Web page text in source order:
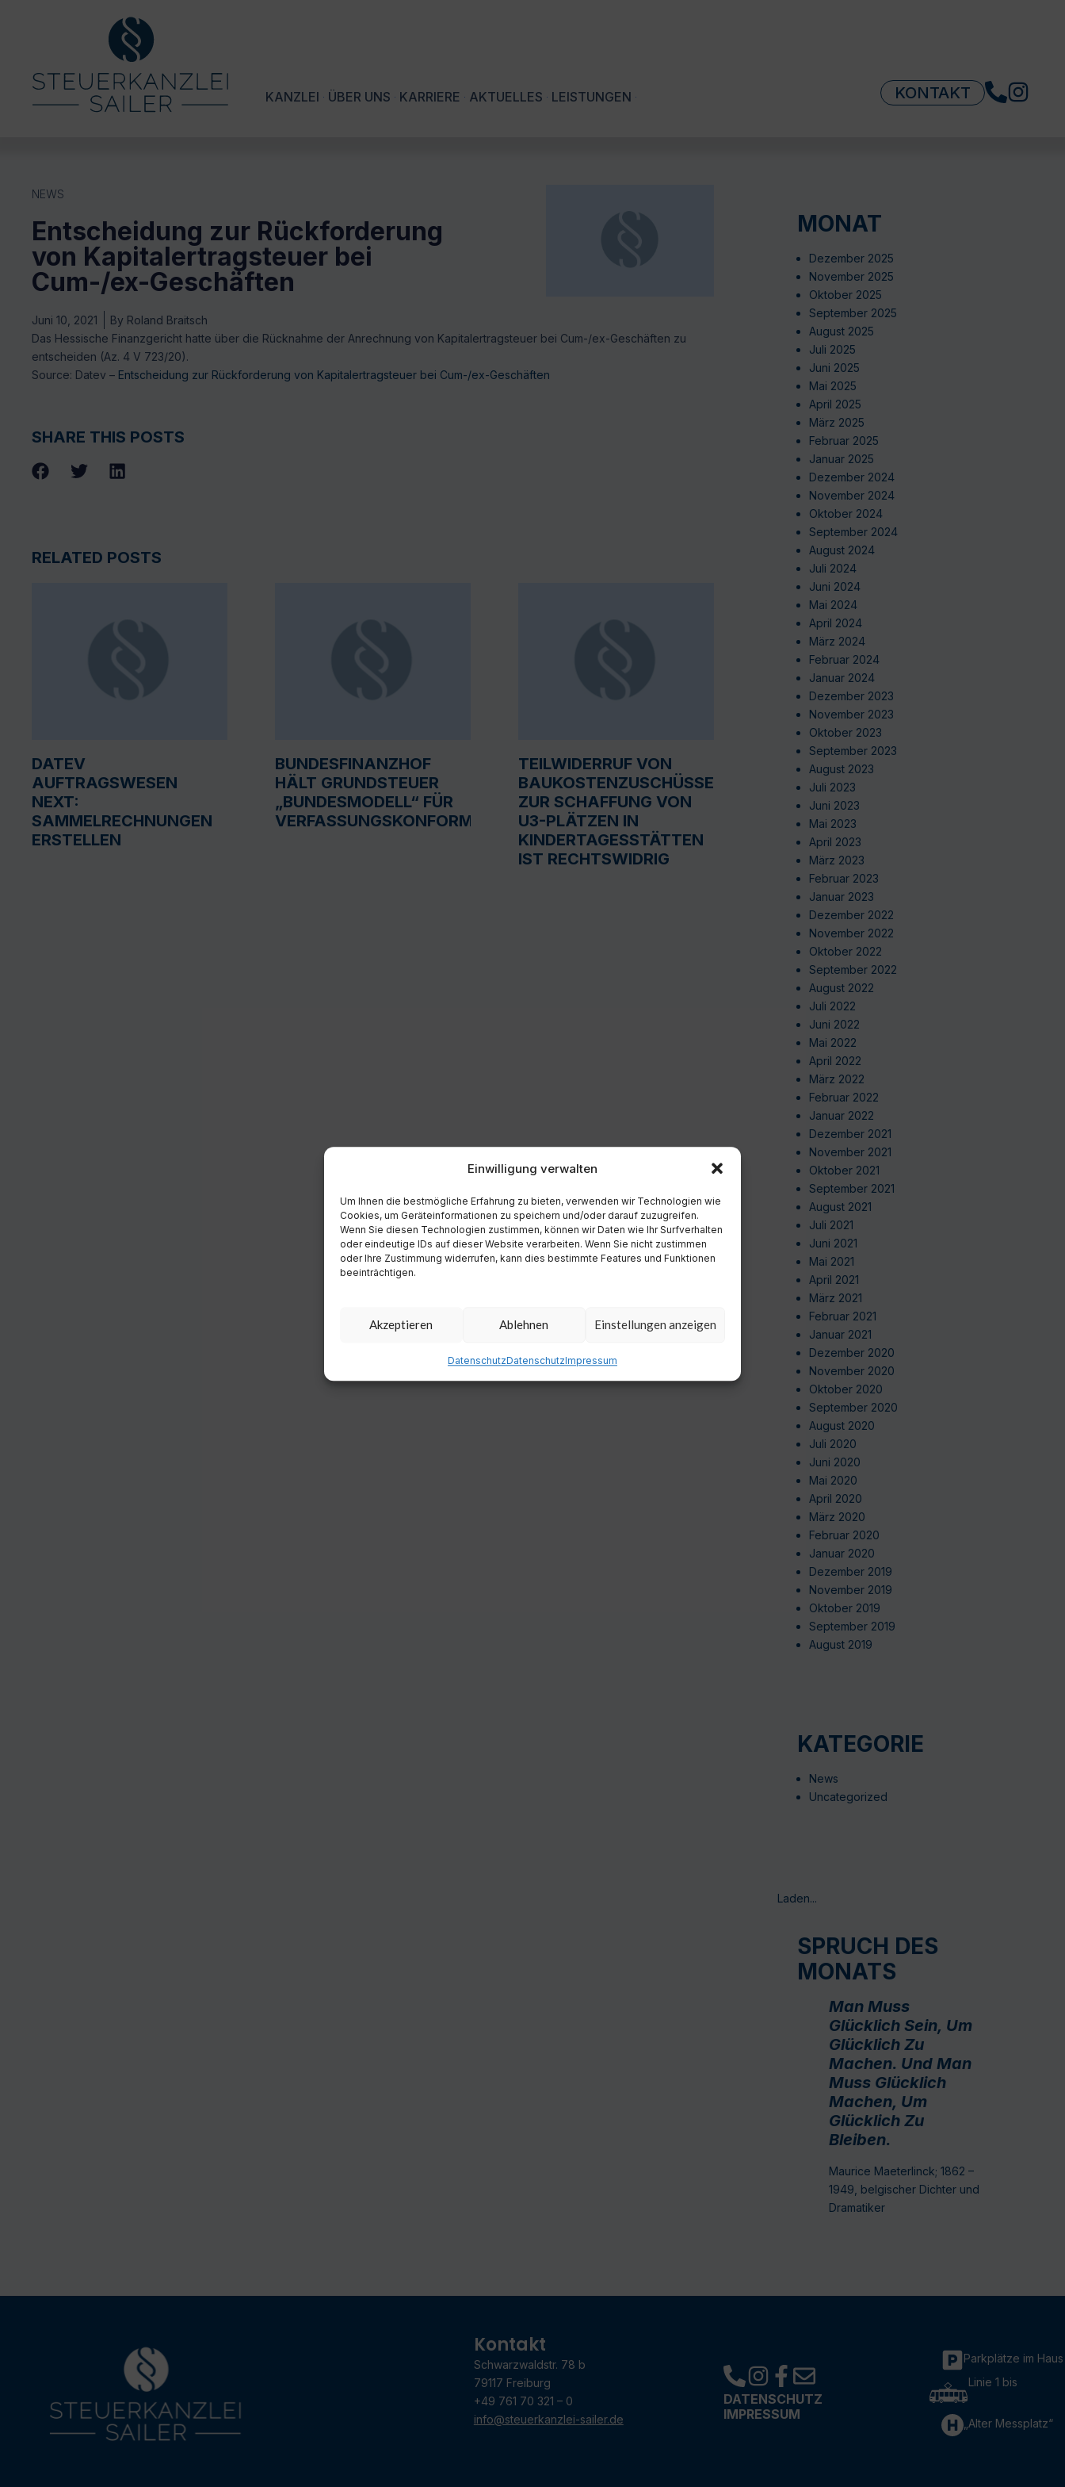
Einwilligung verwalten
Um Ihnen die bestmögliche Erfahrung zu bieten, verwenden wir Technologien wie
Cookies, um Geräteinformationen zu speichern und/oder darauf zuzugreifen.
Wenn Sie diesen Technologien zustimmen, können wir Daten wie Ihr Surfverhalten
oder eindeutige IDs auf dieser Website verarbeiten. Wenn Sie nicht zustimmen
oder Ihre Zustimmung widerrufen, kann dies bestimmte Features und Funktionen
beeinträchtigen.
Akzeptieren Ablehnen Einstellungen anzeigen
DatenschutzDatenschutzImpressum
KANZLEI ÜBER UNS KARRIERE AKTUELLES LEISTUNGEN KONTAKT
NEWS
Entscheidung zur Rückforderung
von Kapitalertragsteuer bei
Cum-/ex-Geschäften
Juni 10, 2021 By Roland Braitsch
Das Hessische Finanzgericht hatte über die Rücknahme der Anrechnung von Kapitalertragsteuer bei Cum-/ex-Geschäften zu
entscheiden (Az. 4 V 723/20).
Source: Datev – Entscheidung zur Rückforderung von Kapitalertragsteuer bei Cum-/ex-Geschäften
SHARE THIS POSTS
RELATED POSTS
DATEV
AUFTRAGSWESEN
NEXT:
SAMMELRECHNUNGEN
ERSTELLEN
BUNDESFINANZHOF
HÄLT GRUNDSTEUER
„BUNDESMODELL“ FÜR
VERFASSUNGSKONFORM
TEILWIDERRUF VON
BAUKOSTENZUSCHÜSSEN
ZUR SCHAFFUNG VON
U3-PLÄTZEN IN
KINDERTAGESSTÄTTEN
IST RECHTSWIDRIG
MONAT
Dezember 2025
November 2025
Oktober 2025
September 2025
August 2025
Juli 2025
Juni 2025
Mai 2025
April 2025
März 2025
Februar 2025
Januar 2025
Dezember 2024
November 2024
Oktober 2024
September 2024
August 2024
Juli 2024
Juni 2024
Mai 2024
April 2024
März 2024
Februar 2024
Januar 2024
Dezember 2023
November 2023
Oktober 2023
September 2023
August 2023
Juli 2023
Juni 2023
Mai 2023
April 2023
März 2023
Februar 2023
Januar 2023
Dezember 2022
November 2022
Oktober 2022
September 2022
August 2022
Juli 2022
Juni 2022
Mai 2022
April 2022
März 2022
Februar 2022
Januar 2022
Dezember 2021
November 2021
Oktober 2021
September 2021
August 2021
Juli 2021
Juni 2021
Mai 2021
April 2021
März 2021
Februar 2021
Januar 2021
Dezember 2020
November 2020
Oktober 2020
September 2020
August 2020
Juli 2020
Juni 2020
Mai 2020
April 2020
März 2020
Februar 2020
Januar 2020
Dezember 2019
November 2019
Oktober 2019
September 2019
August 2019
KATEGORIE
News
Uncategorized
Laden...
SPRUCH DES
MONATS
Man Muss
Glücklich Sein, Um
Glücklich Zu
Machen. Und Man
Muss Glücklich
Machen, Um
Glücklich Zu
Bleiben.
Maurice Maeterlinck; 1862 –
1949, belgischer Dichter und
Dramatiker
Kontakt
Schwarzwaldstr. 78 b
79117 Freiburg
+49 761 70 321 – 0
info@steuerkanzlei-sailer.de
DATENSCHUTZ
IMPRESSUM
Parkplätze im Haus
Linie 1 bis
„Alter Messplatz“